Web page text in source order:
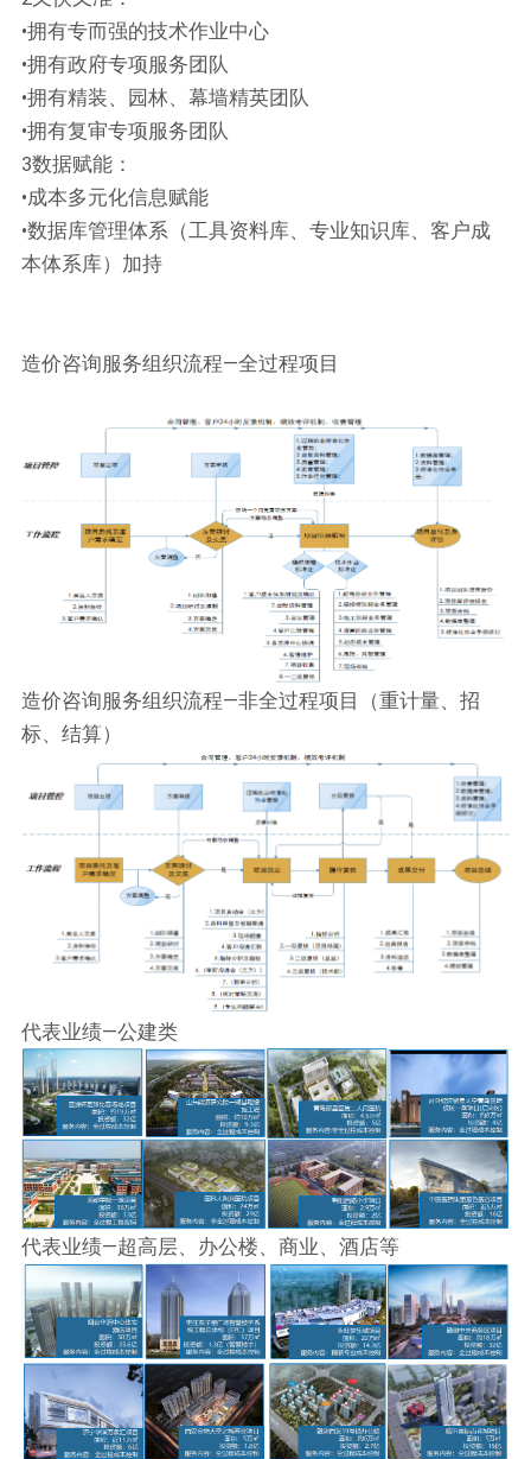
•拥有专而强的技术作业中心
•拥有政府专项服务团队
•拥有精装、园林、幕墙精英团队
•拥有复审专项服务团队
3数据赋能：
•成本多元化信息赋能
•数据库管理体系（工具资料库、专业知识库、客户成
本体系库）加持
造价咨询服务组织流程—全过程项目
造价咨询服务组织流程—非全过程项目（重计量、招
标、结算）
代表业绩—公建类
代表业绩—超高层、办公楼、商业、酒店等